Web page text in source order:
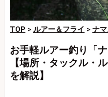
TOP > ルアー＆フライ > ナ
お手軽ルアー釣り「
【場所・タックル・
を解説】